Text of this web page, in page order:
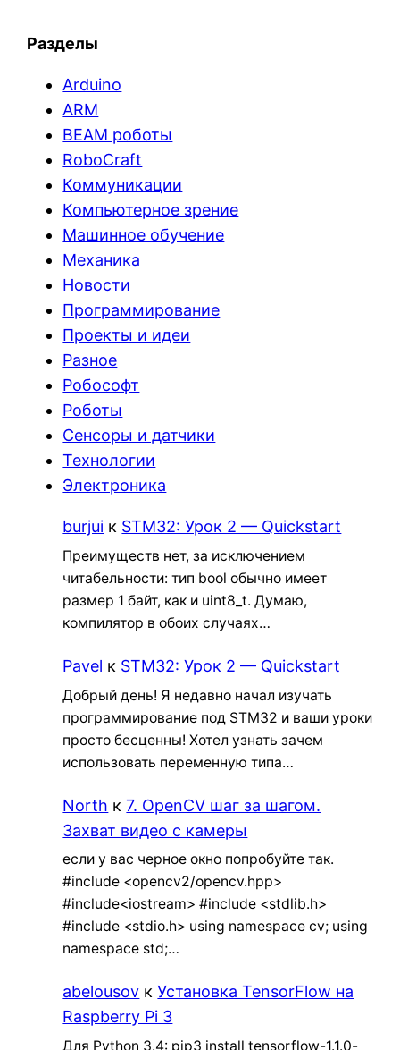
Разделы
Arduino
ARM
BEAM роботы
RoboCraft
Коммуникации
Компьютерное зрение
Машинное обучение
Механика
Новости
Программирование
Проекты и идеи
Разное
Робософт
Роботы
Сенсоры и датчики
Технологии
Электроника
burjui к STM32: Урок 2 — Quickstart
Преимуществ нет, за исключением
читабельности: тип bool обычно имеет
размер 1 байт, как и uint8_t. Думаю,
компилятор в обоих случаях…
Pavel к STM32: Урок 2 — Quickstart
Добрый день! Я недавно начал изучать
программирование под STM32 и ваши уроки
просто бесценны! Хотел узнать зачем
использовать переменную типа…
North к7. OpenCV шаг за шагом.
Захват видео с камеры
если у вас черное окно попробуйте так.
#include <opencv2/opencv.hpp>
#include<iostream> #include <stdlib.h>
#include <stdio.h> using namespace cv; using
namespace std;…
abelousov кУстановка TensorFlow на
Raspberry Pi 3
Для Python 3.4: pip3 install tensorflow-1.1.0-